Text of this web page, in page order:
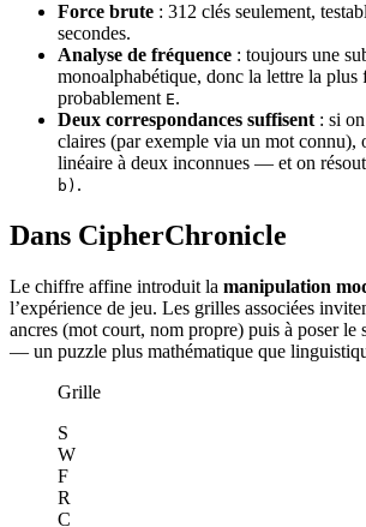
Force brute : 312 clés seulement,
secondes.
Analyse de fréquence : toujours une
monoalphabétique, donc la lettre la plus
probablement E.
Deux correspondances suffisent : si
claires (par exemple via un mot connu),
linéaire à deux inconnues — et on
b) .
Dans CipherChronicle
Le chiffre affine introduit la manipulation
l’expérience de jeu. Les grilles associées
ancres (mot court, nom propre) puis à poser le
— un puzzle plus mathématique que
Grille
S
W
F
R
C